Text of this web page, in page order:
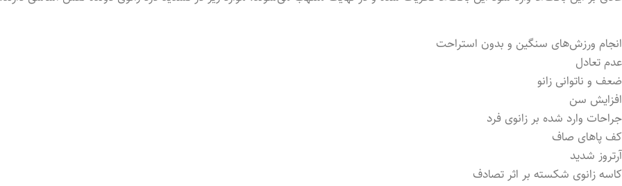
انجام ورزش‌های سنگین و بدون استراحت
عدم تعادل
ضعف و ناتوانی زانو
افزایش سن
جراحات وارد شده بر زانوی فرد
کف پاهای صاف
آرتروز شدید
کاسه زانوی شکسته بر اثر تصادف